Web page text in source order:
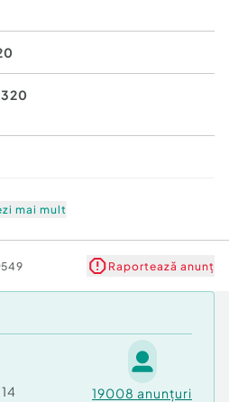
băile urmează să fie
întreaga locuință
cu șapă turnată
320
mai mult
549 Raportează anunț
19008 anunțuri